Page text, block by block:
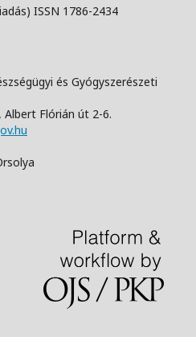
ISSN 1786-2434
és Gyógyszerészeti
Albert Flórián út 2-6.